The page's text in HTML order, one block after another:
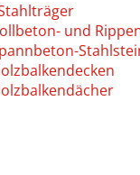
und